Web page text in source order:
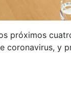
próximos
coronavirus, y